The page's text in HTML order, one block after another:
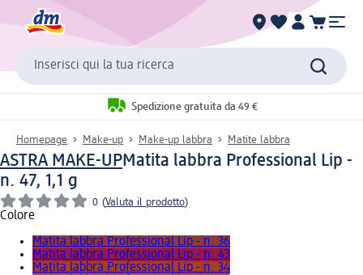
Inserisci qui la tua ricerca
Spedizione gratuita da 49 €
Homepage Make-up Make-up labbra Matite labbra
ASTRA MAKE-UPMatita labbra Professional Lip -
n. 47, 1,1 g
0 (Valuta il prodotto)
Colore
Matita labbra Professional Lip - n. 36
Matita labbra Professional Lip - n. 43
Matita labbra Professional Lip - n. 34